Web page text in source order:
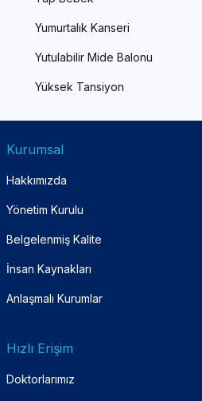
Yumurtalık Kanseri
Yutulabilir Mide Balonu
Yüksek Tansiyon
Kurumsal
Hakkımızda
Yönetim Kurulu
Belgelenmiş Kalite
İnsan Kaynakları
Anlaşmalı Kurumlar
Hızlı Erişim
Doktorlarımız